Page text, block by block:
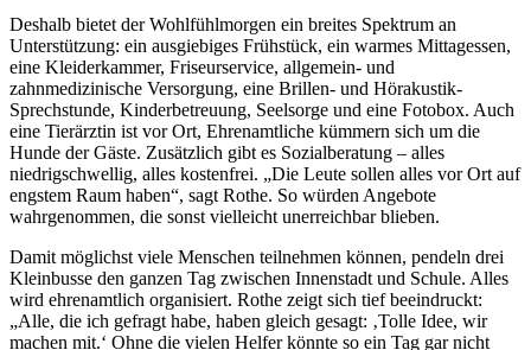
Deshalb bietet der Wohlfühlmorgen ein breites Spektrum an
Unterstützung: ein ausgiebiges Frühstück, ein warmes Mittagessen,
eine Kleiderkammer, Friseurservice, allgemein- und
zahnmedizinische Versorgung, eine Brillen- und Hörakustik-
Sprechstunde, Kinderbetreuung, Seelsorge und eine Fotobox. Auch
eine Tierärztin ist vor Ort, Ehrenamtliche kümmern sich um die
Hunde der Gäste. Zusätzlich gibt es Sozialberatung – alles
niedrigschwellig, alles kostenfrei. „Die Leute sollen alles vor Ort auf
engstem Raum haben“, sagt Rothe. So würden Angebote
wahrgenommen, die sonst vielleicht unerreichbar blieben.
Damit möglichst viele Menschen teilnehmen können, pendeln drei
Kleinbusse den ganzen Tag zwischen Innenstadt und Schule. Alles
wird ehrenamtlich organisiert. Rothe zeigt sich tief beeindruckt:
„Alle, die ich gefragt habe, haben gleich gesagt: ‚Tolle Idee, wir
machen mit.‘ Ohne die vielen Helfer könnte so ein Tag gar nicht